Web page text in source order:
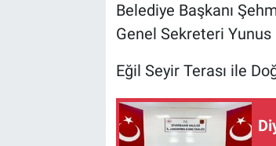
Belediye Başkanı
Genel Sekreteri Yunus
Eğil Seyir Terası ile